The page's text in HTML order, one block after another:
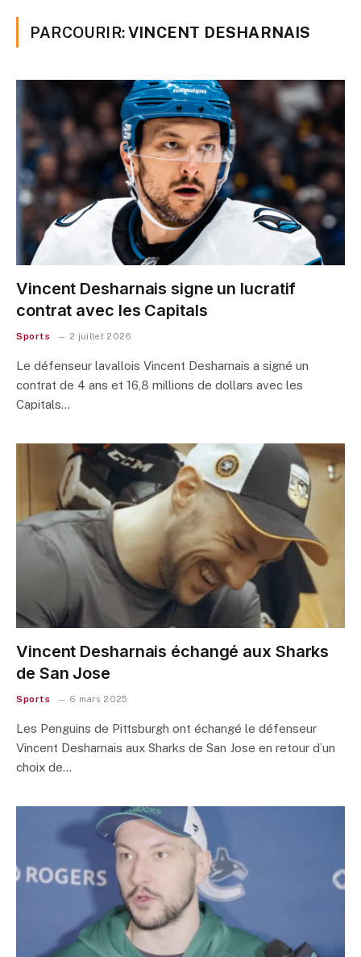
PARCOURIR:VINCENT DESHARNAIS
Vincent Desharnais signe un lucratif
contrat avec les Capitals
Sports 2 juillet 2026
Le défenseur lavallois Vincent Desharnais a signé un
contrat de 4 ans et 16,8 millions de dollars avec les
Capitals…
Vincent Desharnais échangé aux Sharks
de San Jose
Sports 6 mars 2025
Les Penguins de Pittsburgh ont échangé le défenseur
Vincent Desharnais aux Sharks de San Jose en retour d’un
choix de…